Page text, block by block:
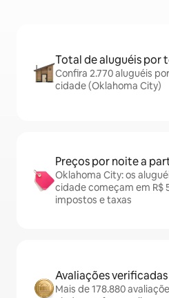
Total de aluguéis por
Confira 2.770 aluguéis
cidade (Oklahoma City)
Preços por noite a
Oklahoma City: os
cidade começam em R$
impostos e taxas
Avaliações
Mais de 178.880